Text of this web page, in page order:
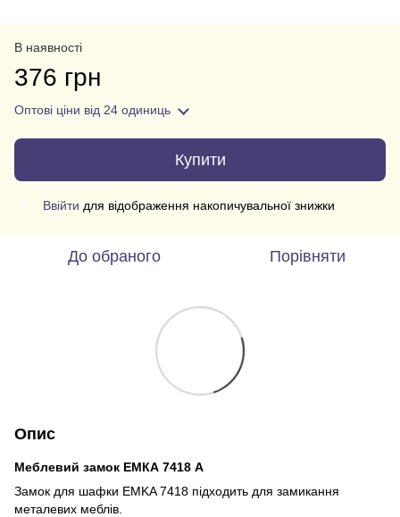
В наявності
376 грн
Оптові ціни від 24 одиниць
Купити
Ввійти для відображення накопичувальної знижки
До обраного Порівняти
Опис
Меблевий замок ЕМКА 7418 А
Замок для шафки EMKA 7418 підходить для замикання
металевих меблів.